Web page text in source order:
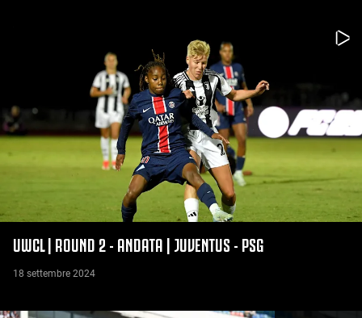
UWCL | ROUND 2 - ANDATA | JUVENTUS - PSG
18 settembre 2024